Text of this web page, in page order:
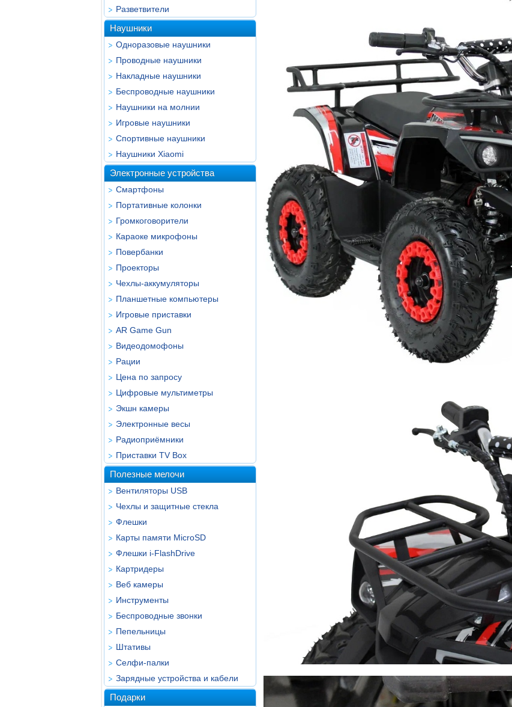
Разветвители
Наушники
Одноразовые наушники
Проводные наушники
Накладные наушники
Беспроводные наушники
Наушники на молнии
Игровые наушники
Спортивные наушники
Наушники Xiaomi
Электронные устройства
Смартфоны
Портативные колонки
Громкоговорители
Караоке микрофоны
Повербанки
Проекторы
Чехлы-аккумуляторы
Планшетные компьютеры
Игровые приставки
AR Game Gun
Видеодомофоны
Рации
Цена по запросу
Цифровые мультиметры
Экшн камеры
Электронные весы
Радиоприёмники
Приставки TV Box
Полезные мелочи
Вентиляторы USB
Чехлы и защитные стекла
Флешки
Карты памяти MicroSD
Флешки i-FlashDrive
Картридеры
Веб камеры
Инструменты
Беспроводные звонки
Пепельницы
Штативы
Селфи-палки
Зарядные устройства и кабели
Подарки